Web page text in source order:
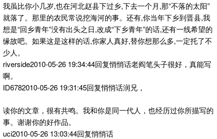
我虽比你小几岁,也在河北赵县下过乡,下去一个月,那“不落的太阳”
就落了。那里的农民常说挖海河的事。还有,你当年下乡到晋县,我
想是“回乡青年”没有出头之日,改成“下乡青年”的话,还有一线希望的
缘故吧。如果这是这样的话,你家人真好,替你想那么多,一定托了不
少人。
riverside2010-05-26 19:34:44回复悄悄话老阎笔头子很好，真能写
啊。
ID6782010-05-26 19:31:45回复悄悄话润兄，
读你的文章，很有共鸣。我和你是同一代人，也经历过你所描写的
事。谢谢你的好作品。
uci2010-05-26 13:03:44回复悄悄话